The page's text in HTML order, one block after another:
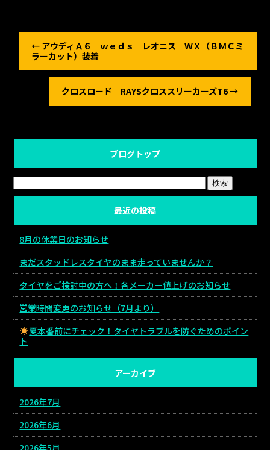
← アウディＡ６ ｗｅｄｓ レオニス ＷＸ（ＢＭＣミ
ラーカット）装着
クロスロード RAYSクロススリーカーズT6→
ブログトップ
最近の投稿
8月の休業日のお知らせ
まだスタッドレスタイヤのまま走っていませんか？
タイヤをご検討中の方へ！各メーカー値上げのお知らせ
営業時間変更のお知らせ（7月より）
夏本番前にチェック！タイヤトラブルを防ぐためのポイン
ト
アーカイブ
2026年7月
2026年6月
2026年5月